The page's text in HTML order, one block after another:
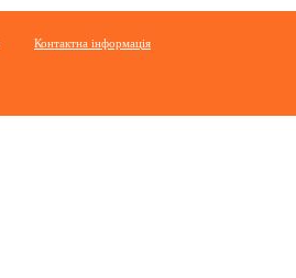
Контактна інформація